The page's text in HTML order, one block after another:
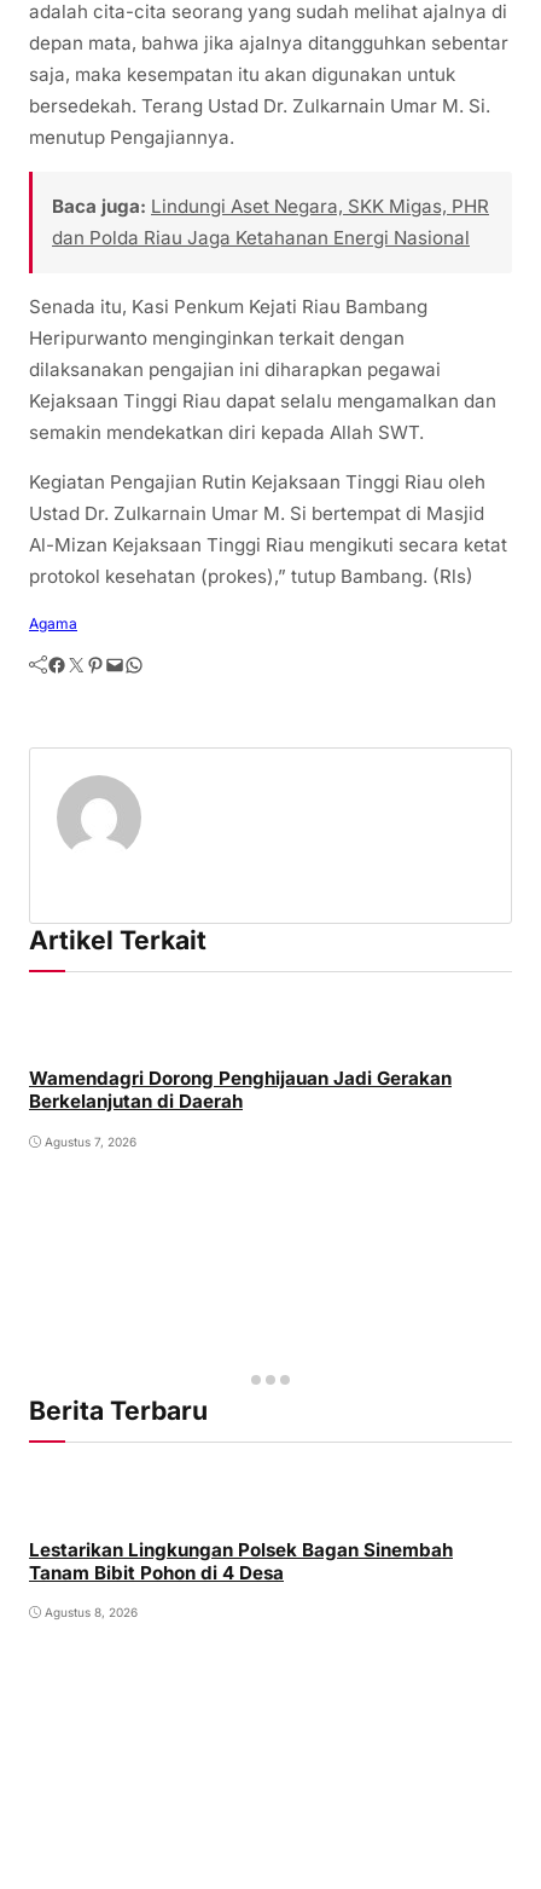
adalah cita-cita seorang yang sudah melihat ajalnya di
depan mata, bahwa jika ajalnya ditangguhkan sebentar
saja, maka kesempatan itu akan digunakan untuk
bersedekah. Terang Ustad Dr. Zulkarnain Umar M. Si.
menutup Pengajiannya.
Baca juga: Lindungi Aset Negara, SKK Migas, PHR
dan Polda Riau Jaga Ketahanan Energi Nasional
Senada itu, Kasi Penkum Kejati Riau Bambang
Heripurwanto menginginkan terkait dengan
dilaksanakan pengajian ini diharapkan pegawai
Kejaksaan Tinggi Riau dapat selalu mengamalkan dan
semakin mendekatkan diri kepada Allah SWT.
Kegiatan Pengajian Rutin Kejaksaan Tinggi Riau oleh
Ustad Dr. Zulkarnain Umar M. Si bertempat di Masjid
Al-Mizan Kejaksaan Tinggi Riau mengikuti secara ketat
protokol kesehatan (prokes),” tutup Bambang. (Rls)
Agama
Facebook Twitter Pinterest Mail WhatsApp
Artikel Terkait
Wamendagri Dorong Penghijauan Jadi Gerakan
Berkelanjutan di Daerah
Agustus 7, 2026
Berita Terbaru
Lestarikan Lingkungan Polsek Bagan Sinembah
Tanam Bibit Pohon di 4 Desa
Agustus 8, 2026